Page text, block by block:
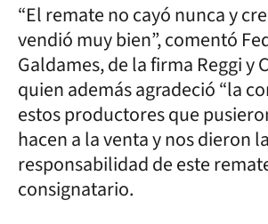
“El remate no cayó nunca y
vendió muy bien”, comentó
Galdames, de la firma Reggi y
quien además agradeció “la
estos productores que
hacen a la venta y nos dieron la
responsabilidad de este
consignatario.